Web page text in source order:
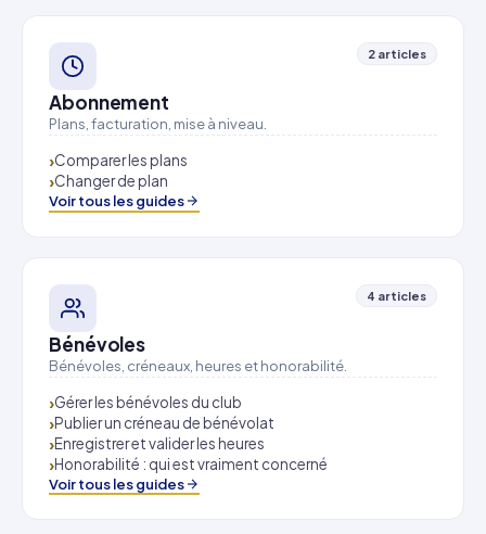
2 articles
Abonnement
Plans, facturation, mise à niveau.
Comparer les plans
Changer de plan
Voir tous les guides
4 articles
Bénévoles
Bénévoles, créneaux, heures et honorabilité.
Gérer les bénévoles du club
Publier un créneau de bénévolat
Enregistrer et valider les heures
Honorabilité : qui est vraiment concerné
Voir tous les guides